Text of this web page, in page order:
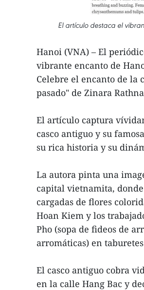
El artículo destaca el
Hanoi (VNA) – El
vibrante encanto de
Celebre el encanto de la
pasado" de Zinara
El artículo captura
casco antiguo y su
su rica historia y su
La autora pinta una
capital vietnamita,
cargadas de flores
Hoan Kiem y los
Pho (sopa de fideos de
arromáticas) en
El casco antiguo cobra
en la calle Hang Bac y